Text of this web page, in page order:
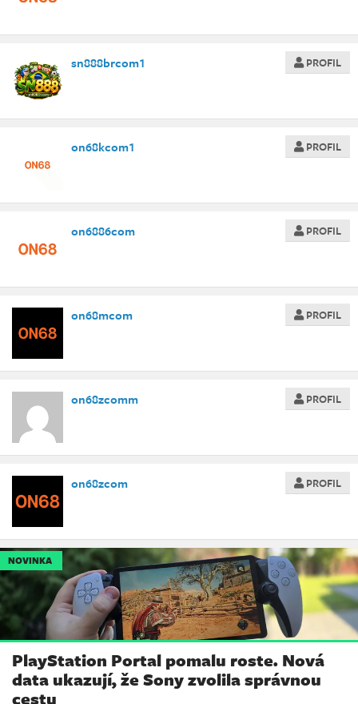
sn888brcom1 PROFIL
on68kcom1 PROFIL
on6886com PROFIL
on68mcom PROFIL
on68zcomm PROFIL
on68zcom PROFIL
NOVINKA
PlayStation Portal pomalu roste. Nová
data ukazují, že Sony zvolila správnou
cestu